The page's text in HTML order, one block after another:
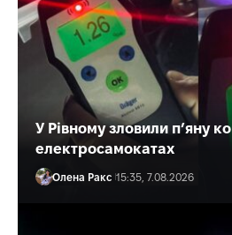
У Рівному зловили п’яну
електросамокатах
Олена Ракс 15:35, 7.08.2026